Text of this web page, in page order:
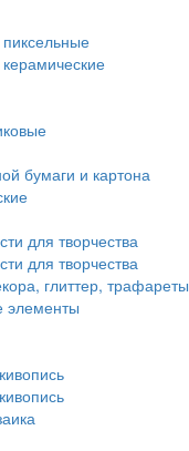
пиксельные
бумаги и картона
для творчества
для творчества
глиттер, трафареты
элементы